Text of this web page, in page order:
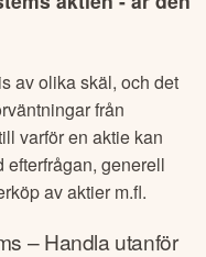
av olika skäl, och det
från
varför en aktie kan
efterfrågan, generell
av aktier m.fl.
– Handla utanför